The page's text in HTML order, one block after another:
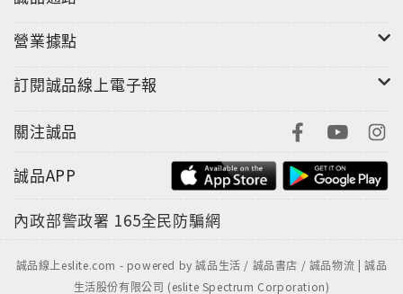
營業據點
訂閱誠品線上電子報
關注誠品
誠品APP
內政部警政署 165全民防騙網
誠品線上eslite.com - powered by 誠品生活 / 誠品書店 / 誠品物流 | 誠品
生活股份有限公司 (eslite Spectrum Corporation)